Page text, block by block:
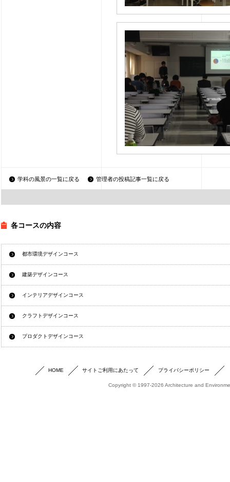
学科の風景の一覧に戻る 管理者の投稿記事一覧に戻る
各コースの内容
都市環境デザインコース
建築デザインコース
インテリアデザインコース
クラフトデザインコース
プロダクトデザインコース
HOME サイトご利用にあたって プライバシーポリシー
Copyright © 1997-2026 Architecture and